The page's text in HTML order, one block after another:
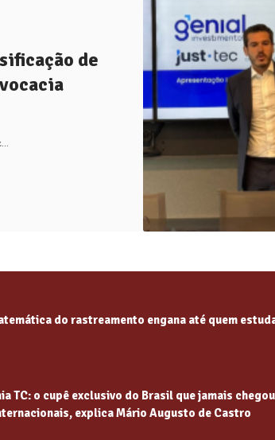
de
do rastreamento engana até quem
TC: o cupê exclusivo do Brasil que jamais
explica Mário Augusto de Castro